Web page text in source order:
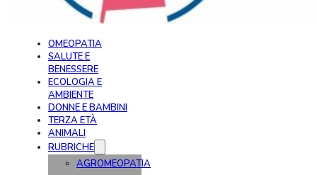
OMEOPATIA
SALUTE E
BENESSERE
ECOLOGIA E
AMBIENTE
DONNE E BAMBINI
TERZA ETÀ
ANIMALI
RUBRICHE
AGROMEOPATIA